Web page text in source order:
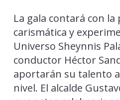
La gala contará con la
carismática y
Universo Sheynnis
conductor Héctor
aportarán su talento
nivel. El alcalde